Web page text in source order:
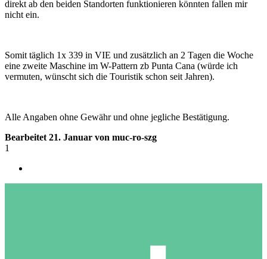
direkt ab den beiden Standorten funktionieren könnten fallen mir
nicht ein.
Somit täglich 1x 339 in VIE und zusätzlich an 2 Tagen die Woche
eine zweite Maschine im W-Pattern zb Punta Cana (würde ich
vermuten, wünscht sich die Touristik schon seit Jahren).
Alle Angaben ohne Gewähr und ohne jegliche Bestätigung.
Bearbeitet 21. Januar von muc-ro-szg
1